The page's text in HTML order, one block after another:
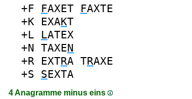
+F FAXET FAXTE
+K EXAKT
+L LATEX
+N TAXEN
+R EXTRA TRAXE
+S SEXTA
4 Anagramme minus eins